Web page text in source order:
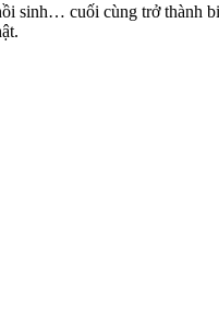
sinh… cuối cùng trở thành